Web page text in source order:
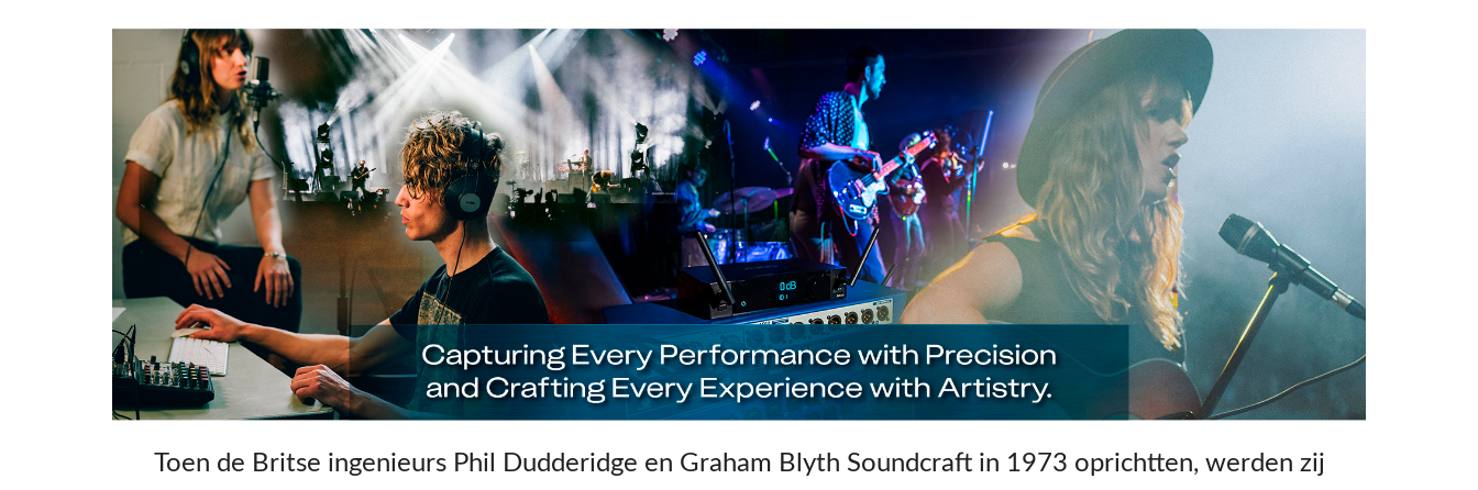
Toen de Britse ingenieurs Phil Dudderidge en Graham Blyth Soundcraft in 1973 oprichtten, werden zij